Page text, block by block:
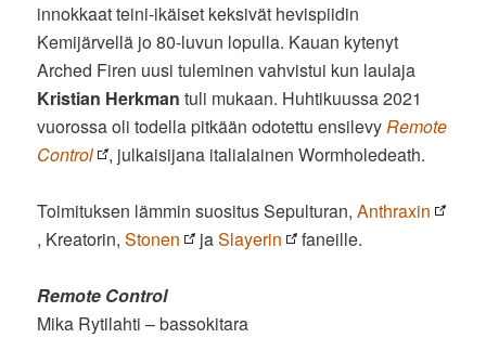
innokkaat teini-ikäiset keksivät hevispiidin
Kemijärvellä jo 80-luvun lopulla. Kauan kytenyt
Arched Firen uusi tuleminen vahvistui kun laulaja
Kristian Herkman tuli mukaan. Huhtikuussa 2021
vuorossa oli todella pitkään odotettu ensilevyRemote
Control
, julkaisijana italialainen Wormholedeath.
Toimituksen lämmin suositus Sepulturan,Anthraxin
, Kreatorin,Stonen jaSlayerin faneille.
Remote Control
Mika Rytilahti – bassokitara